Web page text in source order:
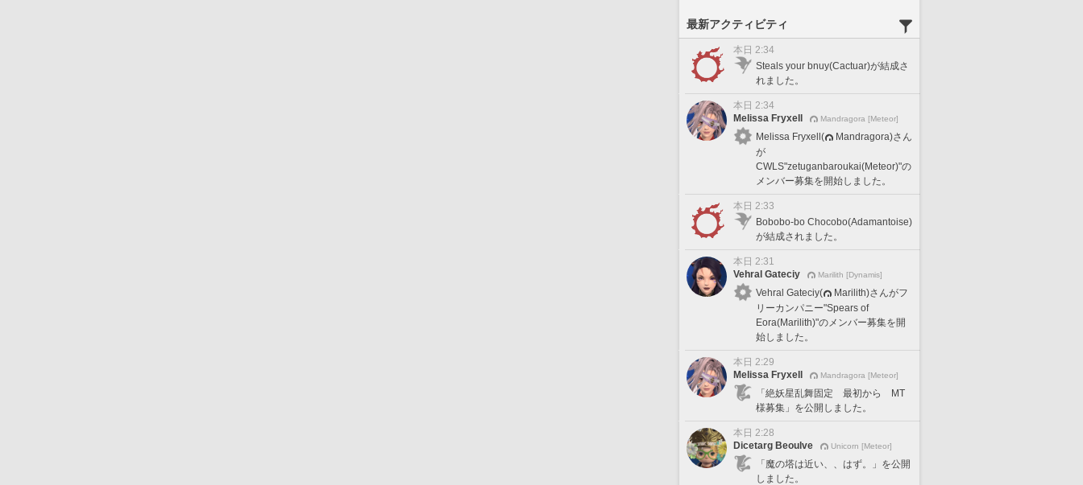
最新アクティビティ
本日 2:34
Steals your bnuy(Cactuar)が結成さ
れました。
本日 2:34
Melissa Fryxell
Mandragora [Meteor]
Melissa Fryxell(
Mandragora)さん
が
CWLS"zetuganbaroukai(Meteor)"の
メンバー募集を開始しました。
本日 2:33
Bobobo-bo Chocobo(Adamantoise)
が結成されました。
本日 2:31
Vehral Gateciy
Marilith [Dynamis]
Vehral Gateciy(
Marilith)さんがフ
リーカンパニー"Spears of
Eora(Marilith)"のメンバー募集を開
始しました。
本日 2:29
Melissa Fryxell
Mandragora [Meteor]
「絶妖星乱舞固定 最初から MT
様募集」を公開しました。
本日 2:28
Dicetarg Beoulve
Unicorn [Meteor]
「魔の塔は近い、、はず。」を公開
しました。